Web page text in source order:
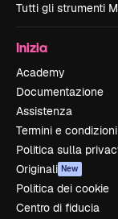
Tutti gli strumenti
Inizia
Academy
Documentazione
Assistenza
Termini e condizioni
Politica sulla
Originali New
Politica dei cookie
Centro di fiducia